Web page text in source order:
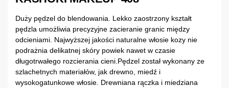
Duży pędzel do blendowania. Lekko zaostrzony kształt
pędzla umożliwia precyzyjne zacieranie granic między
odcieniami. Najwyższej jakości naturalne włosie kozy nie
podrażnia delikatnej skóry powiek nawet w czasie
długotrwałego rozcierania cieni.Pędzel został wykonany ze
szlachetnych materiałów, jak drewno, miedź i
wysokogatunkowe włosie. Drewniana rączka i miedziana